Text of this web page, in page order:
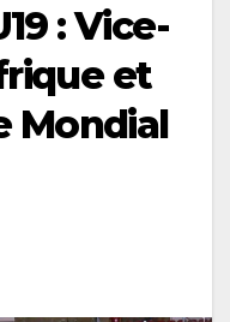
: Vice-
et
Mondial